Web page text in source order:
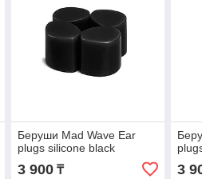
Беруши Mad Wave Ear
plugs silicone black
3 900₸ 3